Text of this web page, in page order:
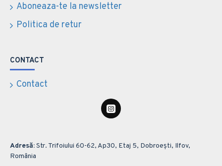
Aboneaza-te la newsletter
Politica de retur
CONTACT
Contact
Adresă:Str. Trifoiului 60-62, Ap30, Etaj 5, Dobroești, Ilfov,
România